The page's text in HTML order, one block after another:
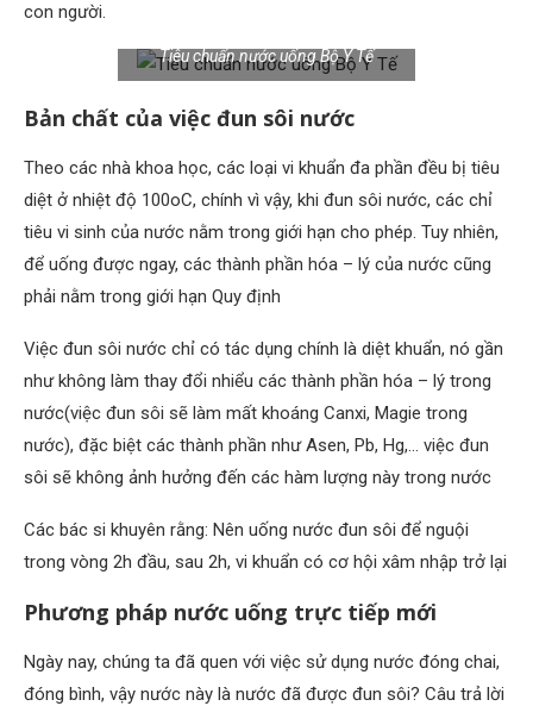
con người.
Tiêu chuẩn nước uống Bộ Y Tế
Bản chất của việc đun sôi nước
Theo các nhà khoa học, các loại vi khuẩn đa phần đều bị tiêu
diệt ở nhiệt độ 100oC, chính vì vậy, khi đun sôi nước, các chỉ
tiêu vi sinh của nước nằm trong giới hạn cho phép. Tuy nhiên,
để uống được ngay, các thành phần hóa – lý của nước cũng
phải nằm trong giới hạn Quy định
Việc đun sôi nước chỉ có tác dụng chính là diệt khuẩn, nó gần
như không làm thay đổi nhiểu các thành phần hóa – lý trong
nước(việc đun sôi sẽ làm mất khoáng Canxi, Magie trong
nước), đặc biệt các thành phần như Asen, Pb, Hg,… việc đun
sôi sẽ không ảnh hưởng đến các hàm lượng này trong nước
Các bác si khuyên rằng: Nên uống nước đun sôi để nguội
trong vòng 2h đầu, sau 2h, vi khuẩn có cơ hội xâm nhập trở lại
Phương pháp nước uống trực tiếp mới
Ngày nay, chúng ta đã quen với việc sử dụng nước đóng chai,
đóng bình, vậy nước này là nước đã được đun sôi? Câu trả lời